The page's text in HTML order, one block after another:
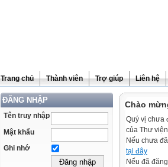
Trang chủ Thành viên Trợ giúp Liên hệ
ĐĂNG NHẬP
Tên truy nhập
Mật khẩu
Ghi nhớ
Chào
Quý vị chưa
của Thư
Nếu chưa
tại đây
Nếu đã